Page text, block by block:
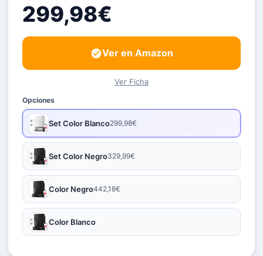
299,98€
Ver en Amazon
Ver Ficha
Opciones
Set Color Blanco299,98€
Set Color Negro329,99€
Color Negro442,18€
Color Blanco